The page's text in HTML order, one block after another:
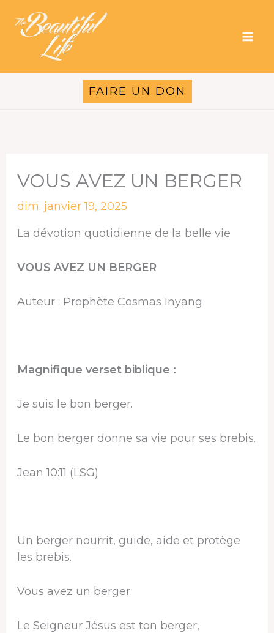
contenu
FAIRE UN DON
VOUS AVEZ UN BERGER
dim. janvier 19, 2025
La dévotion quotidienne de la belle vie
VOUS AVEZ UN BERGER
Auteur : Prophète Cosmas Inyang
Magnifique verset biblique :
Je suis le bon berger.
Le bon berger donne sa vie pour ses brebis.
Jean 10:11 (LSG)
Un berger nourrit, guide, aide et protège
les brebis.
Vous avez un berger.
Le Seigneur Jésus est ton berger,